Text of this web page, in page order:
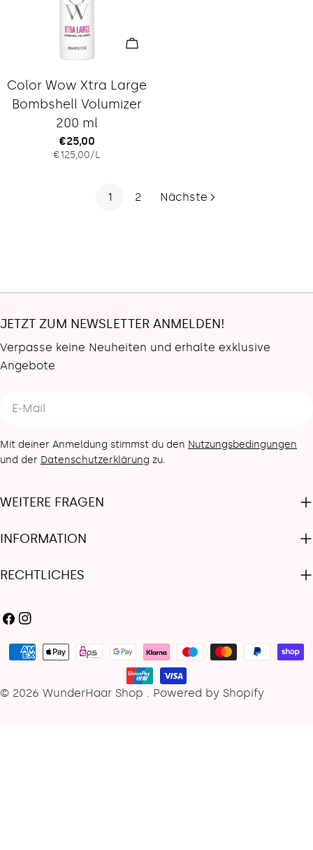
In den Warenkorb legen
Typ:
Color Wow Xtra Large
Bombshell Volumizer
200 ml
Regulärer
Preis
€25,00
EINZELPREIS
€125,00/PRO
L
1 2 Nächste
JETZT ZUM NEWSLETTER ANMELDEN!
Verpasse keine Neuheiten und erhalte exklusive
Angebote
Mit deiner Anmeldung stimmst du den Nutzungsbedingungen
und der Datenschutzerklärung zu.
WEITERE FRAGEN
INFORMATION
RECHTLICHES
Facebook
Instagram
© 2026 WunderHaar Shop . Powered by Shopify
Zahlungsarten